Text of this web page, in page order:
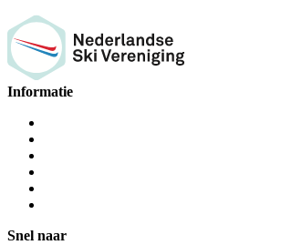
Informatie
Snel naar